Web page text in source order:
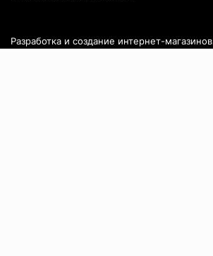
Разработка и создание интернет-магазинов